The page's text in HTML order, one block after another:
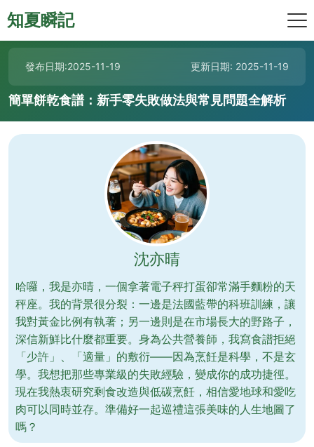
知夏瞬記
發布日期:2025-11-19 更新日期: 2025-11-19
簡單餅乾食譜：新手零失敗做法與常見問題全解析
沈亦晴
哈囉，我是亦晴，一個拿著電子秤打蛋卻常滿手麵粉的天
秤座。我的背景很分裂：一邊是法國藍帶的科班訓練，讓
我對黃金比例有執著；另一邊則是在市場長大的野路子，
深信新鮮比什麼都重要。身為公共營養師，我寫食譜拒絕
「少許」、「適量」的敷衍——因為烹飪是科學，不是玄
學。我想把那些專業級的失敗經驗，變成你的成功捷徑。
現在我熱衷研究剩食改造與低碳烹飪，相信愛地球和愛吃
肉可以同時並存。準備好一起巡禮這張美味的人生地圖了
嗎？